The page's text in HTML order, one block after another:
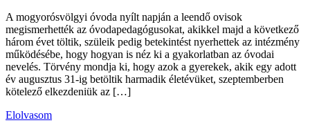
A mogyorósvölgyi óvoda nyílt napján a leendő ovisok
megismerhették az óvodapedagógusokat, akikkel majd a következő
három évet töltik, szüleik pedig betekintést nyerhettek az intézmény
működésébe, hogy hogyan is néz ki a gyakorlatban az óvodai
nevelés. Törvény mondja ki, hogy azok a gyerekek, akik egy adott
év augusztus 31-ig betöltik harmadik életévüket, szeptemberben
kötelező elkezdeniük az […]
Elolvasom